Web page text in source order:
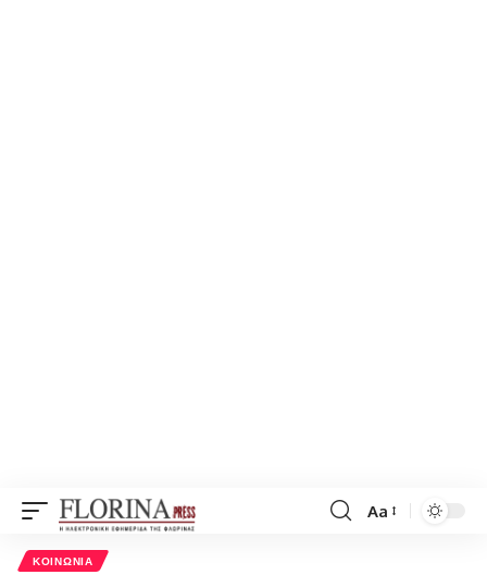
Font
Aa
ΚΟΙΝΩΝΊΑ